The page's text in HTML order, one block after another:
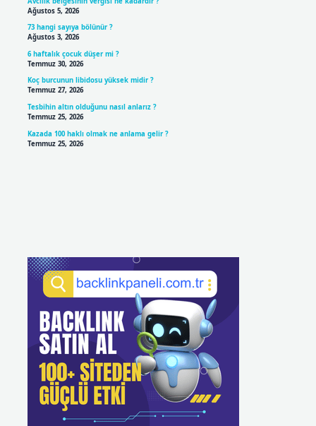
Ağustos 5, 2026
73 hangi sayıya bölünür ?
Ağustos 3, 2026
6 haftalık çocuk düşer mi ?
Temmuz 30, 2026
Koç burcunun libidosu yüksek midir ?
Temmuz 27, 2026
Tesbihin altın olduğunu nasıl anlarız ?
Temmuz 25, 2026
Kazada 100 haklı olmak ne anlama gelir ?
Temmuz 25, 2026